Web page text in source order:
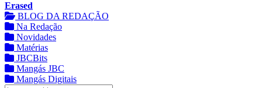
Erased
BLOG DA REDAÇÃO
Na Redação
Novidades
Matérias
JBCBits
Mangás JBC
Mangás Digitais